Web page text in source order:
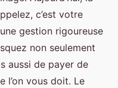
c’est votre
gestion rigoureuse
non seulement
aussi de payer de
l’on vous doit. Le